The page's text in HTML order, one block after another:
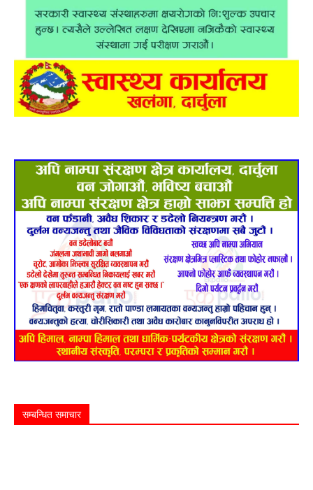
सम्बन्धित समाचार